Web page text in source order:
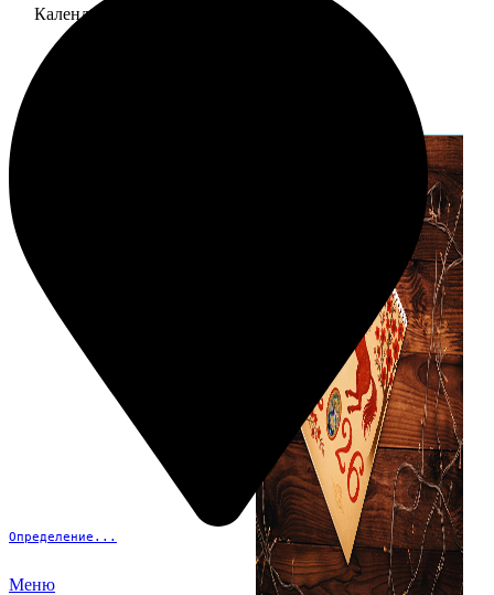
Определение...
Меню
Календарь настенный 30х40